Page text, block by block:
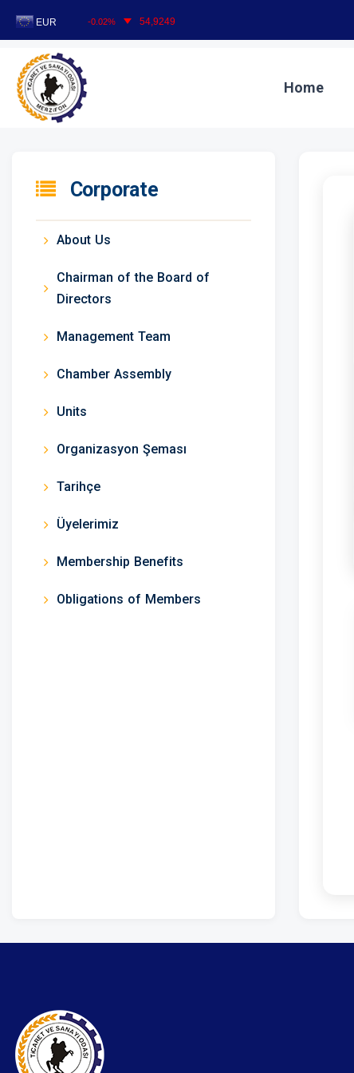
Home
Corporate
About Us
Chairman of the Board of
Directors
Management Team
Chamber Assembly
Units
Organizasyon Şeması
Tarihçe
Üyelerimiz
Membership Benefits
Obligations of Members